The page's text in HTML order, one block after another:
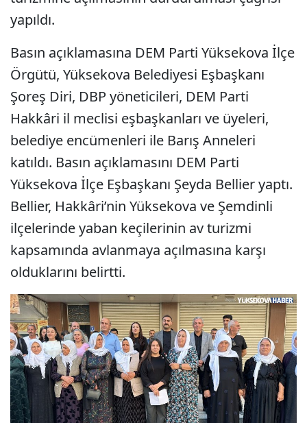
yapıldı.
Basın açıklamasına DEM Parti Yüksekova İlçe
Örgütü, Yüksekova Belediyesi Eşbaşkanı
Şoreş Diri, DBP yöneticileri, DEM Parti
Hakkâri il meclisi eşbaşkanları ve üyeleri,
belediye encümenleri ile Barış Anneleri
katıldı. Basın açıklamasını DEM Parti
Yüksekova İlçe Eşbaşkanı Şeyda Bellier yaptı.
Bellier, Hakkâri’nin Yüksekova ve Şemdinli
ilçelerinde yaban keçilerinin av turizmi
kapsamında avlanmaya açılmasına karşı
olduklarını belirtti.